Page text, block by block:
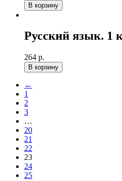
В корзину
Русский язык. 1
264 р.
В корзину
←
1
2
3
…
20
21
22
23
24
25